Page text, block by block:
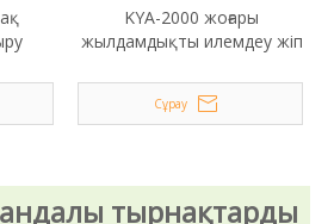
KYA-2000 жоғары
жылдамдықты илемдеу жіп
Сұрау
тырнақтарды